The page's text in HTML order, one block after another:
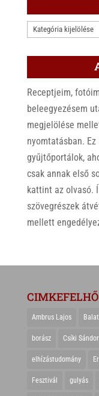
KATEGÓRIÁK
Receptjeim,
beleegyezésem
megjelölése
nyomtatásban.
gyűjtőportálok,
csak annak első
kattint az olvasó.
szövegrészek
mellett
CIMKEFELHŐ
Ambrus Lajos
borász Csíki Sándor
elhízástudomány
Fesztivál gulyás